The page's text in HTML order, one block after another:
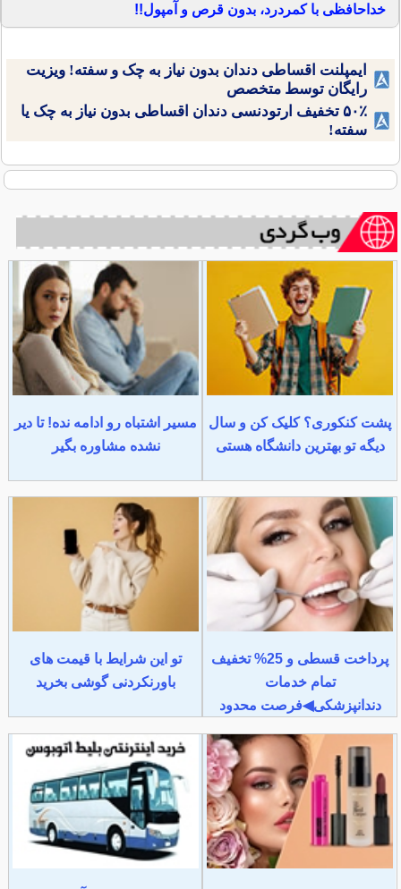
خداحافظی با کمردرد، بدون قرص و آمپول!!
ایمپلنت اقساطی دندان بدون نیاز به چک و سفته! ویزیت
رایگان توسط متخصص
۵۰٪ تخفیف ارتودنسی دندان اقساطی بدون نیاز به چک یا
سفته!
پشت کنکوری؟ کلیک کن و سال
دیگه تو بهترین دانشگاه هستی
مسیر اشتباه رو ادامه نده! تا دیر
نشده مشاوره بگیر
پرداخت قسطی و 25% تخفیف
تمام خدمات
دندانپزشکی◀فرصت محدود
تو این شرایط با قیمت های
باورنکردنی گوشی بخرید